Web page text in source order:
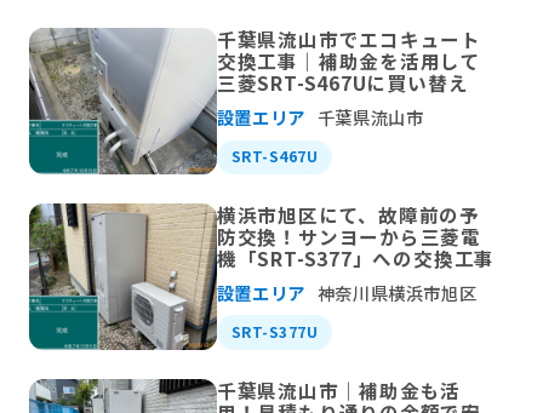
千葉県流山市でエコキュート
交換工事｜補助金を活用して
三菱SRT-S467Uに買い替え
設置エリア 千葉県流山市
SRT-S467U
横浜市旭区にて、故障前の予
防交換！サンヨーから三菱電
機「SRT-S377」への交換工事
設置エリア 神奈川県横浜市旭区
SRT-S377U
千葉県流山市｜補助金も活